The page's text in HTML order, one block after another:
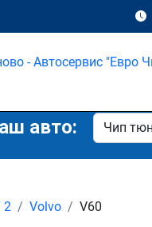
авто:
2 Volvo V60